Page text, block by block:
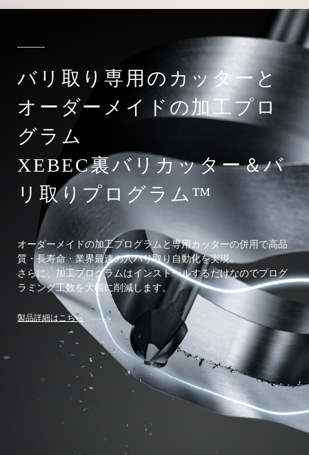
バリ取り専用のカッターと
オーダーメイドの加工プロ
グラム
XEBEC裏バリカッター＆バ
リ取りプログラム™
オーダーメイドの加工プログラムと専用カッターの併用で高品
質・長寿命・業界最速の穴バリ取り自動化を実現。
さらに、加工プログラムはインストールするだけなのでプログ
ラミング工数を大幅に削減します。
製品詳細はこちら